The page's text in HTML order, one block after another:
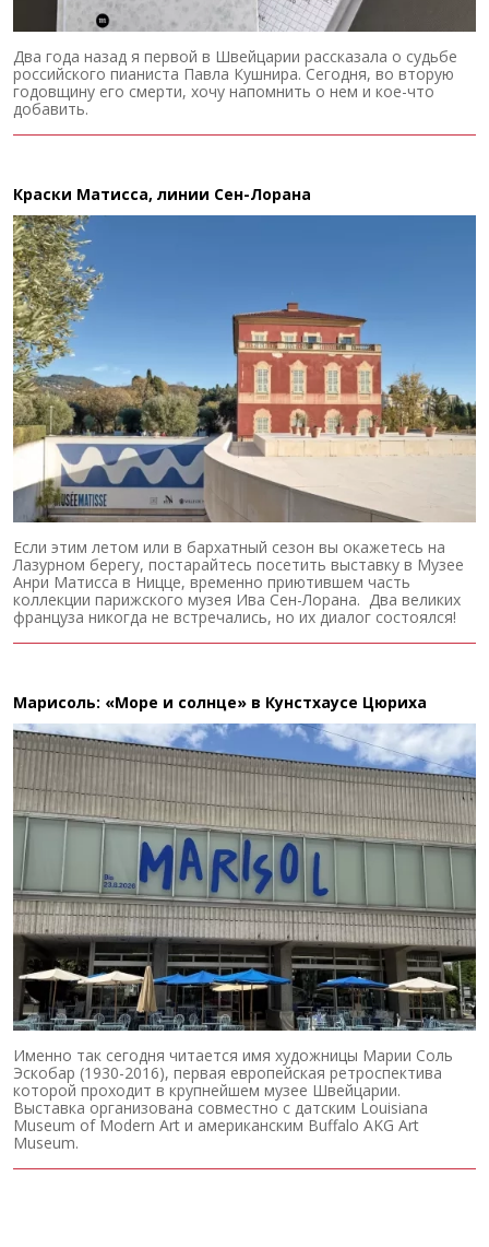
Два года назад я первой в Швейцарии рассказала о судьбе
российского пианиста Павла Кушнира. Сегодня, во вторую
годовщину его смерти, хочу напомнить о нем и кое-что
добавить.
Краски Матисса, линии Сен-Лорана
Если этим летом или в бархатный сезон вы окажетесь на
Лазурном берегу, постарайтесь посетить выставку в Музее
Анри Матисса в Ницце, временно приютившем часть
коллекции парижского музея Ива Сен-Лорана. Два великих
француза никогда не встречались, но их диалог состоялся!
Марисоль: «Море и солнце» в Кунстхаусе Цюриха
Именно так сегодня читается имя художницы Марии Соль
Эскобар (1930-2016), первая европейская ретроспектива
которой проходит в крупнейшем музее Швейцарии.
Выставка организована совместно с датским Louisiana
Museum of Modern Art и американским Buffalo AKG Art
Museum.